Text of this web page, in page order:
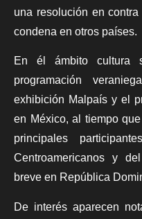
una resolución en
condena en otros países.
En él ámbito cultura
programación
exhibición Malpaís y el
en México, al tiempo
principales
Centroamericanos y
breve en República
De interés aparecen